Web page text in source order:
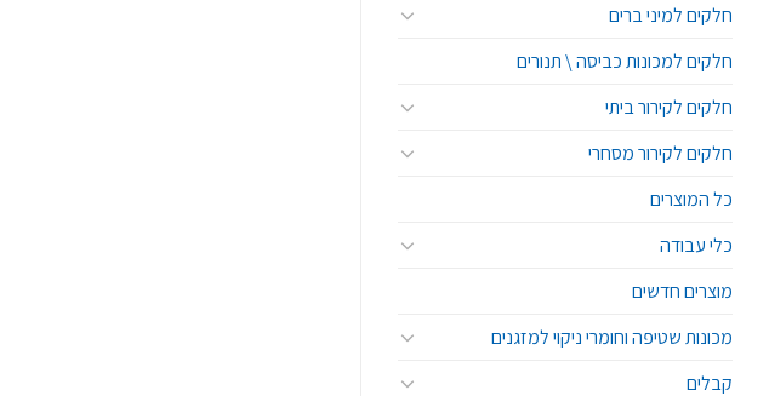
חלקים למיני ברים
חלקים למכונות כביסה \ תנורים
חלקים לקירור ביתי
חלקים לקירור מסחרי
כל המוצרים
כלי עבודה
מוצרים חדשים
מכונות שטיפה וחומרי ניקוי למזגנים
קבלים